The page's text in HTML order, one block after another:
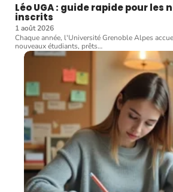
Léo UGA : guide rapide pour les
inscrits
1 août 2026
Chaque année, l'Université Grenoble Alpes
nouveaux étudiants, prêts…